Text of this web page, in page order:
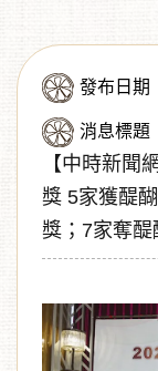
發布日期
消息標題
【中時新聞
獎 5家獲醍
獎；7家奪醍